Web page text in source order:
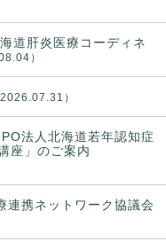
道肝炎医療コーディネ
）
2026.07.31）
法人北海道若年認知症
座」のご案内
連携ネットワーク協議会